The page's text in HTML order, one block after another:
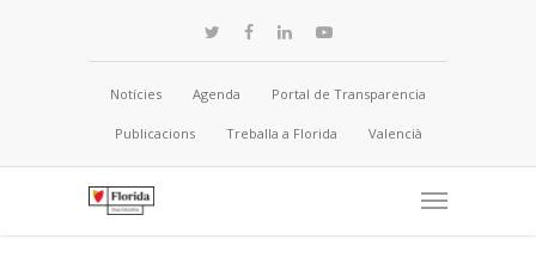
Notícies Agenda Portal de Transparencia
Publicacions Treballa a Florida Valencià